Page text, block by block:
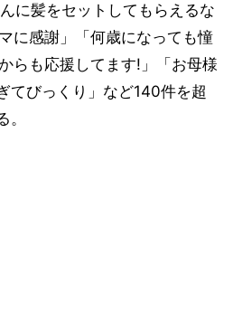
に髪をセットしてもらえるな
に感謝」「何歳になっても憧
らも応援してます!」「お母様
てびっくり」など140件を超